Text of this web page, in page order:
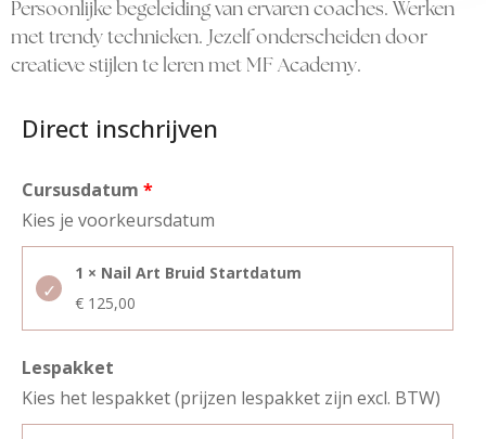
Persoonlijke begeleiding van ervaren coaches. Werken
met trendy technieken. Jezelf onderscheiden door
creatieve stijlen te leren met MF Academy.
Direct inschrijven
Cursusdatum
Kies je voorkeursdatum
1 × Nail Art Bruid Startdatum
€ 125,00
Lespakket
Kies het lespakket (prijzen lespakket zijn excl. BTW)